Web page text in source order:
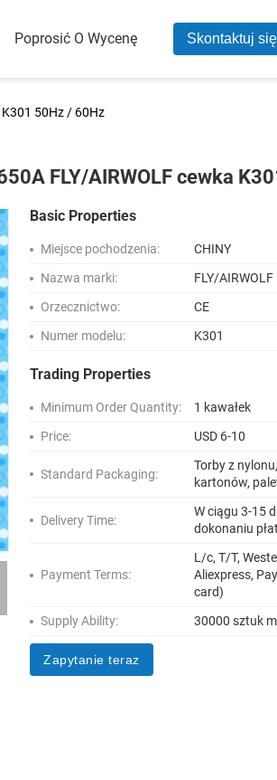
Poprosić O Wycenę Skontaktuj
K301 50Hz / 60Hz
FLY/AIRWOLF cewka
Basic Properties
Miejsce pochodzenia:
CHINY
Nazwa marki:
FLY/AIRWOLF
Orzecznictwo:
CE
Numer modelu:
K301
Trading Properties
Minimum Order Quantity:
1 kawałek
Price:
USD 6-10
Standard Packaging:
Torby z
kartonów,
Delivery Time:
W ciągu 3-15
dokonaniu
Payment Terms:
L/c, T/T,
Aliexpress,
card)
Supply Ability:
30000 sztuk
Zapytanie teraz